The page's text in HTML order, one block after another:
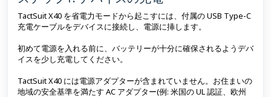
TactSuit X40 を省電力モードから起こすには、付属の USB Type-C
充電ケーブルをデバイスに接続し、電源に挿します。
初めて電源を入れる前に、バッテリーが十分に確保されるようデバ
イスを少し充電してください。
TactSuit X40 には電源アダプターが含まれていません。お住まいの
地域の安全基準を満たす AC アダプター(例: 米国の UL 認証、欧州